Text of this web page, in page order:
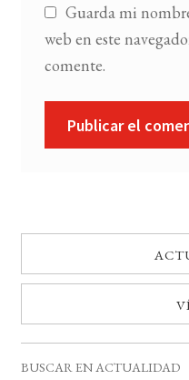
Guarda mi
web en este
comente.
BUSCAR EN ACTUALIDAD